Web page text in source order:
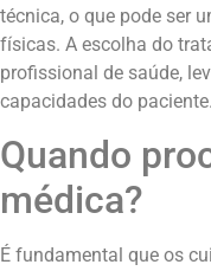
técnica, o que pode ser
físicas. A escolha do
profissional de saúde,
capacidades do paciente.
Quando
médica?
É fundamental que os